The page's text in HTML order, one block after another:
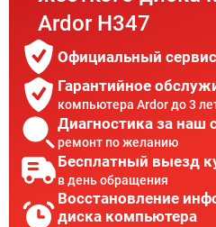
Ardor H347
Официальный сервис
Гарантийное
компьютера Ardor до 3
Диагностика за наш
ремонт по желанию
Бесплатный выезд
в день обращения
Восстановление
диска компьютера